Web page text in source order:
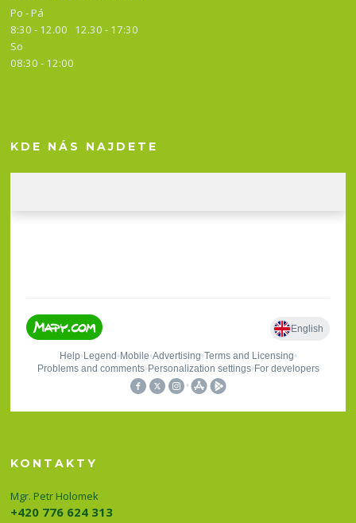
Po - Pá
8:30 - 12.00 12.30 - 17:30
So
08:30 - 12:00
KDE NÁS NAJDETE
KONTAKTY
Mgr. Petr Holomek
+420 776 624 313